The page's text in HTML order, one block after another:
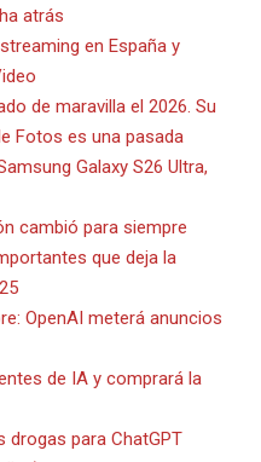
atrás
en España y
de maravilla el 2026. Su
Fotos es una pasada
Galaxy S26 Ultra,
cambió para siempre
que deja la
OpenAI meterá anuncios
de IA y comprará la
drogas para ChatGPT